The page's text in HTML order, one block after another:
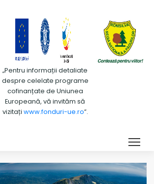
„Pentru informații detaliate
despre celelate programe
cofinanțate de Uniunea
Europeană, vă invităm să
vizitați www.fonduri-ue.ro”.